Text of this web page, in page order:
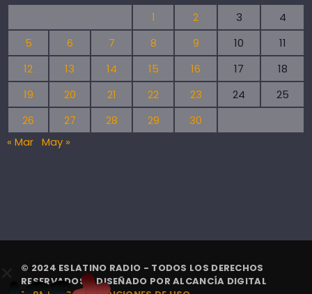
1
2 3
4
5
6 7 8 9 10
11
12
13 14 15 16 17
18
19
20 21 22 23 24
25
26
27 28 29
30
« Mar May »
© 2024 ESLATINO RADIO - TODOS LOS DERECHOS
RESERVADOS. | DISEÑADO PORALCANCÍA DIGITAL